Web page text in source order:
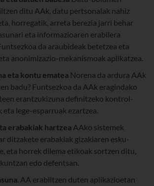
ditu AAk, datu pertsonalak nahiz
horregatik, arreta berezia jarri behar
eta informazioaren erabilera
da araubideak betetzea eta
anonimizazio-mekanismoak aplikatzea.
eta kontu ematea Norena da ardura AAk
badu? Funtsezkoa da AAk eragindako
erantzukizuna definitzeko kontrol-
eta lege-esparruak ezartzea.
erabakiak hartzea AAko sistemek
ditzakete erabakiak gizakiaren esku-
eta horrek dilema etikoak sortzen ditu,
edo defentsan.
. AA erabiltzen duten aplikazioetan